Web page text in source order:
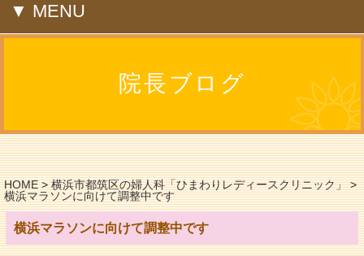
▼ MENU
院長ブログ
HOME>横浜市都筑区の婦人科「ひまわりレディースクリニック」>
横浜マラソンに向けて調整中です
横浜マラソンに向けて調整中です